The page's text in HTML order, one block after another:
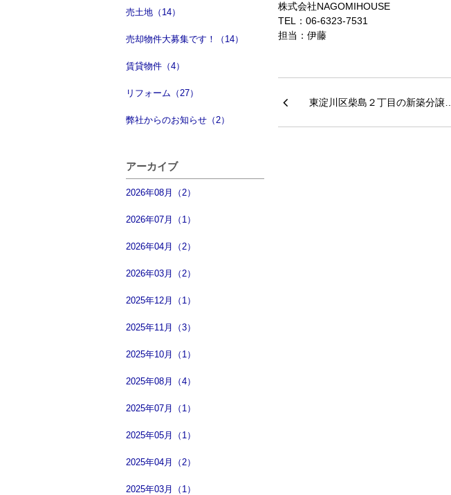
売土地（14）
売却物件大募集です！（14）
賃貸物件（4）
リフォーム（27）
弊社からのお知らせ（2）
アーカイブ
2026年08月（2）
2026年07月（1）
2026年04月（2）
2026年03月（2）
2025年12月（1）
2025年11月（3）
2025年10月（1）
2025年08月（4）
2025年07月（1）
2025年05月（1）
2025年04月（2）
2025年03月（1）
株式会社NAGOMIHOUSE
TEL：06-6323-7531
担当：伊藤
東淀川区柴島２丁目の新築分譲…